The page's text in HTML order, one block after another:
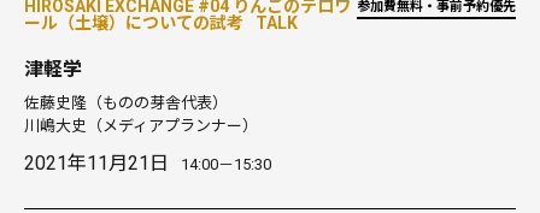
HIROSAKI EXCHANGE #04 りんごのテロワ
ール（土壌）についての試考
TALK
参加費無料・事前予約優先
津軽学
佐藤史隆 （ものの芽舎代表）
川嶋大史
（メディアプランナー）
2021年11月21日 14:00－15:30